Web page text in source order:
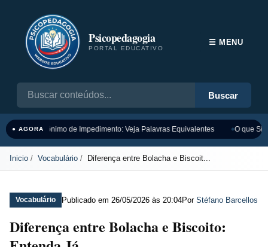
Psicopedagogia
PORTAL EDUCATIVO
Buscar
☰ MENU
● AGORASinônimo de Impedimento: Veja Palavras Equivalentes O que
Inicio Vocabulário Diferença entre Bolacha e Biscoit...
Vocabulário Publicado em 26/05/2026 às 20:04Por Stéfano Barcellos
Diferença entre Bolacha e Biscoito: